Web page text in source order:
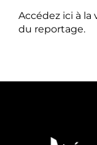
Accédez ici à
du reportage.